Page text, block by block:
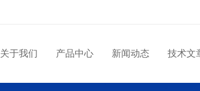
关于我们 产品中心 新闻动态 技术文